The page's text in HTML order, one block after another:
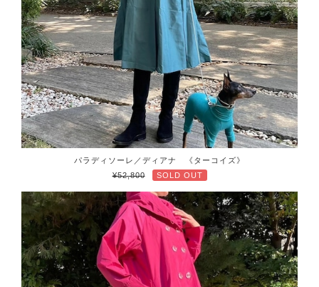
パラディソーレ／ディアナ 《ターコイズ》
¥52,800
SOLD OUT